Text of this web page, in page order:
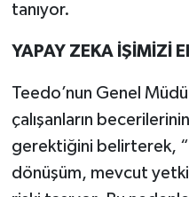
tanıyor.
YAPAY ZEKA İŞİMİZİ
Teedo’nun Genel
çalışanların
gerektiğini belirterek,
dönüşüm, mevcut